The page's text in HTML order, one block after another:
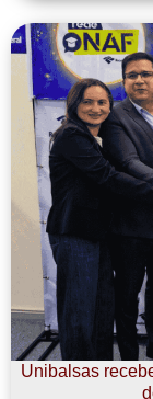
Unibalsas